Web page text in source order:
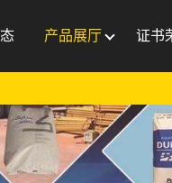
产品展厅 证书